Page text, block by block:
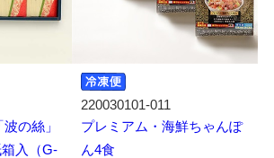
の絲」
入（G-
220030101-011
プレミアム・海鮮ちゃんぽ
ん4食